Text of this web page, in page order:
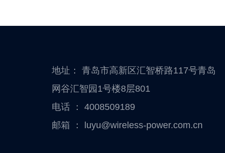
地址： 青岛市高新区汇智桥路117号青岛
网谷汇智园1号楼8层801
电话 ： 4008509189
邮箱 ： luyu@wireless-power.com.cn